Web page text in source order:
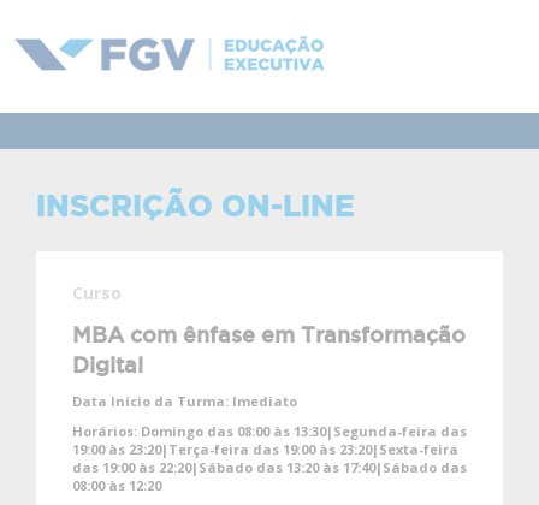
INSCRIÇÃO ON-LINE
Curso
MBA com ênfase em Transformação
Digital
Data Início da Turma: Imediato
Horários: Domingo das 08:00 às 13:30|Segunda-feira das
19:00 às 23:20|Terça-feira das 19:00 às 23:20|Sexta-feira
das 19:00 às 22:20|Sábado das 13:20 às 17:40|Sábado das
08:00 às 12:20